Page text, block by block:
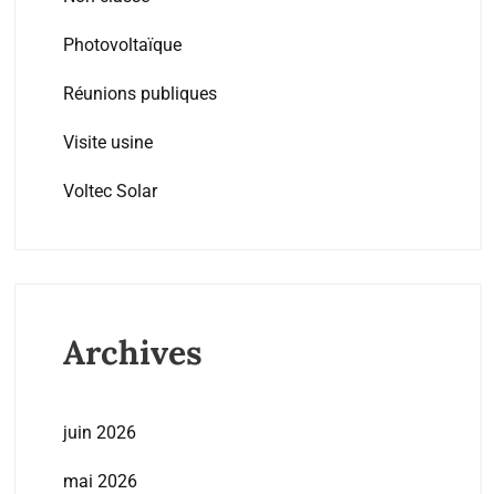
Photovoltaïque
Réunions publiques
Visite usine
Voltec Solar
Archives
juin 2026
mai 2026